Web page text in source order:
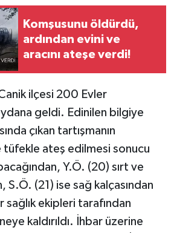
Komşusunu öldürdü,
ardından evini ve
aracını ateşe verdi!
ilçesi 200 Evler
geldi. Edinilen bilgiye
çıkan tartışmanın
tüfekle ateş edilmesi sonucu
Y.Ö. (20) sırt ve
S.Ö. (21) ise sağ kalçasından
sağlık ekipleri tarafından
kaldırıldı. İhbar üzerine